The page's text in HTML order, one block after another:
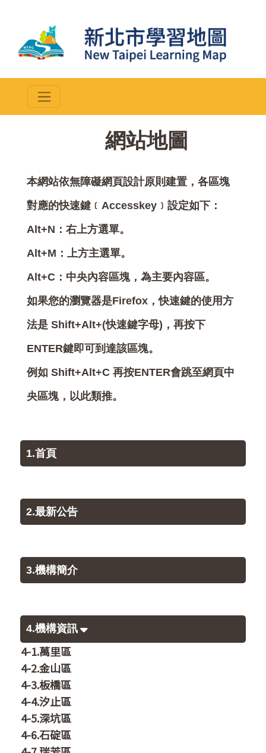
網站地圖
本網站依無障礙網頁設計原則建置，各區塊
對應的快速鍵﹝Accesskey﹞設定如下：
Alt+N：右上方選單。
Alt+M：上方主選單。
Alt+C：中央內容區塊，為主要內容區。
如果您的瀏覽器是Firefox，快速鍵的使用方
法是 Shift+Alt+(快速鍵字母)，再按下
ENTER鍵即可到達該區塊。
例如 Shift+Alt+C 再按ENTER會跳至網頁中
央區塊，以此類推。
1.首頁
2.最新公告
3.機構簡介
4.機構資訊
4-1.萬里區
4-2.金山區
4-3.板橋區
4-4.汐止區
4-5.深坑區
4-6.石碇區